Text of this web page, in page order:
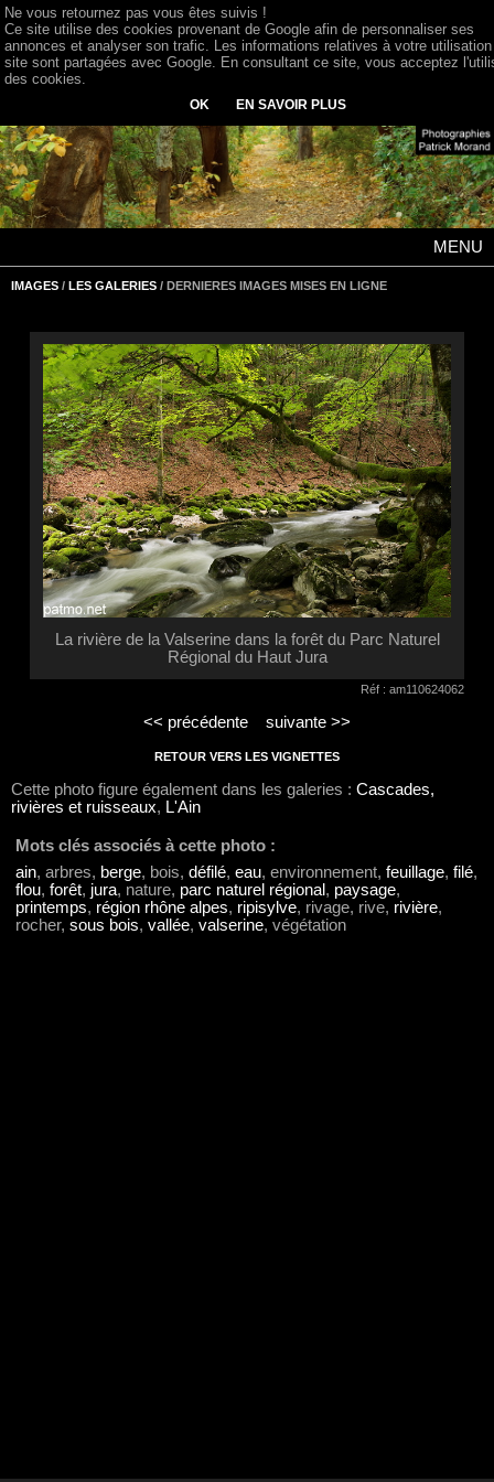
MENU
IMAGES / LES GALERIES / DERNIERES IMAGES MISES EN LIGNE
La rivière de la Valserine dans la forêt du Parc Naturel
Régional du Haut Jura
Réf : am110624062
<< précédente suivante >>
RETOUR VERS LES VIGNETTES
Cette photo figure également dans les galeries : Cascades,
rivières et ruisseaux, L'Ain
Mots clés associés à cette photo :
ain, arbres, berge, bois, défilé, eau, environnement, feuillage, filé,
flou, forêt, jura, nature, parc naturel régional , paysage,
printemps, région rhône alpes, ripisylve, rivage, rive, rivière,
rocher, sous bois, vallée, valserine, végétation
Ne vous retournez pas vous êtes suivis !
Ce site utilise des cookies provenant de Google afin de personnaliser ses
annonces et analyser son trafic. Les informations relatives à votre
site sont partagées avec Google. En consultant ce site, vous acceptez
des cookies.
OK EN SAVOIR PLUS